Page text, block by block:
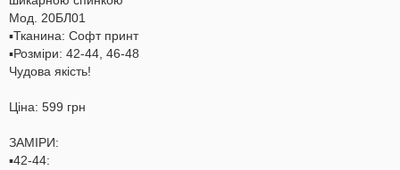
Мод. 20БЛ01
▪️Тканина: Софт принт
▪️Розміри: 42-44, 46-48
Чудова якість!
Ціна: 599 грн
ЗАМІРИ:
▪️42-44: